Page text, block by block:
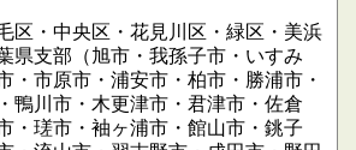
区・中央区・花見川区・緑区・美浜
県支部（旭市・我孫子市・いすみ
・市原市・浦安市・柏市・勝浦市・
鴨川市・木更津市・君津市・佐倉
・瑳市・袖ヶ浦市・館山市・銚子